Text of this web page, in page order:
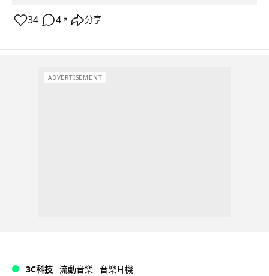
34 4 ↗ 分享
ADVERTISEMENT
3C科技 流動音樂 音樂耳機